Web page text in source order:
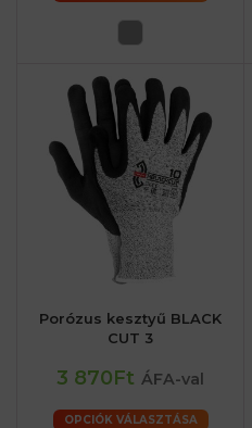
Porózus kesztyű BLACK
CUT 3
3 870Ft ÁFA-val
OPCIÓK VÁLASZTÁSA